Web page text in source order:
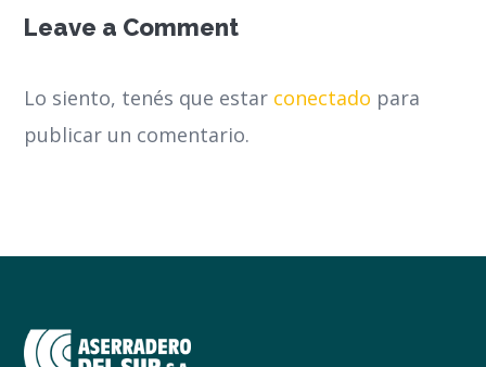
Leave a Comment
Lo siento, tenés que estar conectado para
publicar un comentario.